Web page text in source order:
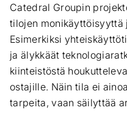
Catedral Groupin
tilojen monikäyttöisyyttä
Esimerkiksi
ja älykkäät
kiinteistöstä
ostajille. Näin tila ei
tarpeita, vaan säilyttää